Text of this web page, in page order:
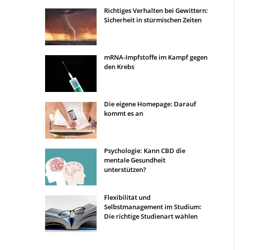
Richtiges Verhalten bei Gewittern:
Sicherheit in stürmischen Zeiten
mRNA-Impfstoffe im Kampf gegen
den Krebs
Die eigene Homepage: Darauf
kommt es an
Psychologie: Kann CBD die
mentale Gesundheit
unterstützen?
Flexibilität und
Selbstmanagement im Studium:
Die richtige Studienart wählen